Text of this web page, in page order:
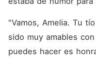
"Vamos, Amelia. Tu
sido muy amables
puedes hacer es